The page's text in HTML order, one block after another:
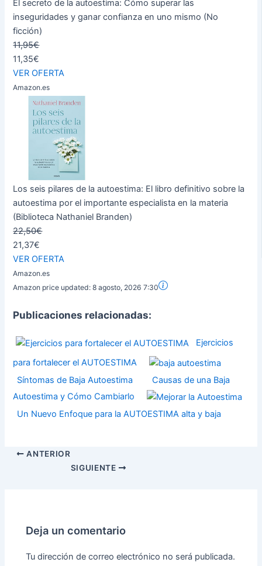
El secreto de la autoestima: Cómo superar las
inseguridades y ganar confianza en uno mismo (No
ficción)
11,95€
11,35€
VER OFERTA
Amazon.es
Los seis pilares de la autoestima: El libro definitivo sobre la
autoestima por el importante especialista en la materia
(Biblioteca Nathaniel Branden)
22,50€
21,37€
VER OFERTA
Amazon.es
Amazon price updated:8 agosto, 2026 7:30
Publicaciones relacionadas:
Ejercicios
para fortalecer el AUTOESTIMA
Síntomas de Baja Autoestima
Causas de una Baja
Autoestima y Cómo Cambiarlo
Un Nuevo Enfoque para la AUTOESTIMA alta y baja
ANTERIOR
SIGUIENTE
Deja un comentario
Tu dirección de correo electrónico no será publicada.